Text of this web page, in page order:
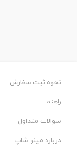
نحوه ثبت سفارش
راهنما
سوالات متداول
درباره مینو شاپ